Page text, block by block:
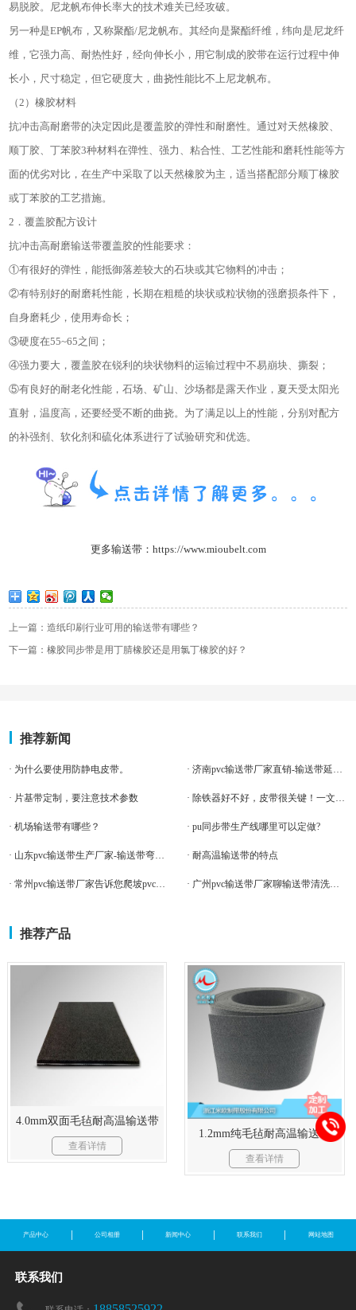
易脱胶。尼龙帆布伸长率大的技术难关已经攻破。
另一种是EP帆布，又称聚酯/尼龙帆布。其经向是聚酯纤维，纬向是尼龙纤
维，它强力高、耐热性好，经向伸长小，用它制成的胶带在运行过程中伸
长小，尺寸稳定，但它硬度大，曲挠性能比不上尼龙帆布。
（2）橡胶材料
抗冲击高耐磨带的决定因此是覆盖胶的弹性和耐磨性。通过对天然橡胶、
顺丁胶、丁苯胶3种材料在弹性、强力、粘合性、工艺性能和磨耗性能等方
面的优劣对比，在生产中采取了以天然橡胶为主，适当搭配部分顺丁橡胶
或丁苯胶的工艺措施。
2．覆盖胶配方设计
抗冲击高耐磨输送带覆盖胶的性能要求：
①有很好的弹性，能抵御落差较大的石块或其它物料的冲击；
②有特别好的耐磨耗性能，长期在粗糙的块状或粒状物的强磨损条件下，
自身磨耗少，使用寿命长；
③硬度在55~65之间；
④强力要大，覆盖胶在锐利的块状物料的运输过程中不易崩块、撕裂；
⑤有良好的耐老化性能，石场、矿山、沙场都是露天作业，夏天受太阳光
直射，温度高，还要经受不断的曲挠。为了满足以上的性能，分别对配方
的补强剂、软化剂和硫化体系进行了试验研究和优选。
更多输送带：https://www.mioubelt.com
上一篇：造纸印刷行业可用的输送带有哪些？
下一篇：橡胶同步带是用丁腈橡胶还是用氯丁橡胶的好？
推荐新闻
· 为什么要使用防静电皮带。
· 片基带定制，要注意技术参数
· 机场输送带有哪些？ · pu同步带生产线哪里可以定做?
· 耐高温输送带的特点
推荐产品
4.0mm双面毛毡耐高温输送带
查看详情
1.2mm纯毛毡耐高温输送带
查看详情
产品中心 公司相册 新闻中心 联系我们 网站地图
联系我们